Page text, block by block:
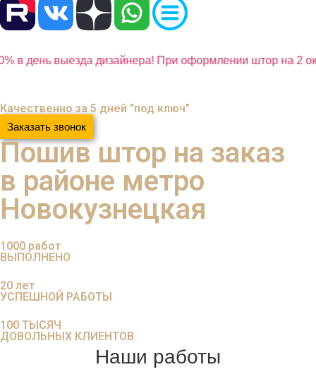
в день выезда дизайнера! При оформлении штор на 2
Качественно за 5 дней "под ключ"
Заказать звонок
Пошив штор на заказ
в районе метро
Новокузнецкая
1000 работ
ВЫПОЛНЕНО
20 лет
УСПЕШНОЙ РАБОТЫ
100 ТЫСЯЧ
ДОВОЛЬНЫХ КЛИЕНТОВ
Наши работы